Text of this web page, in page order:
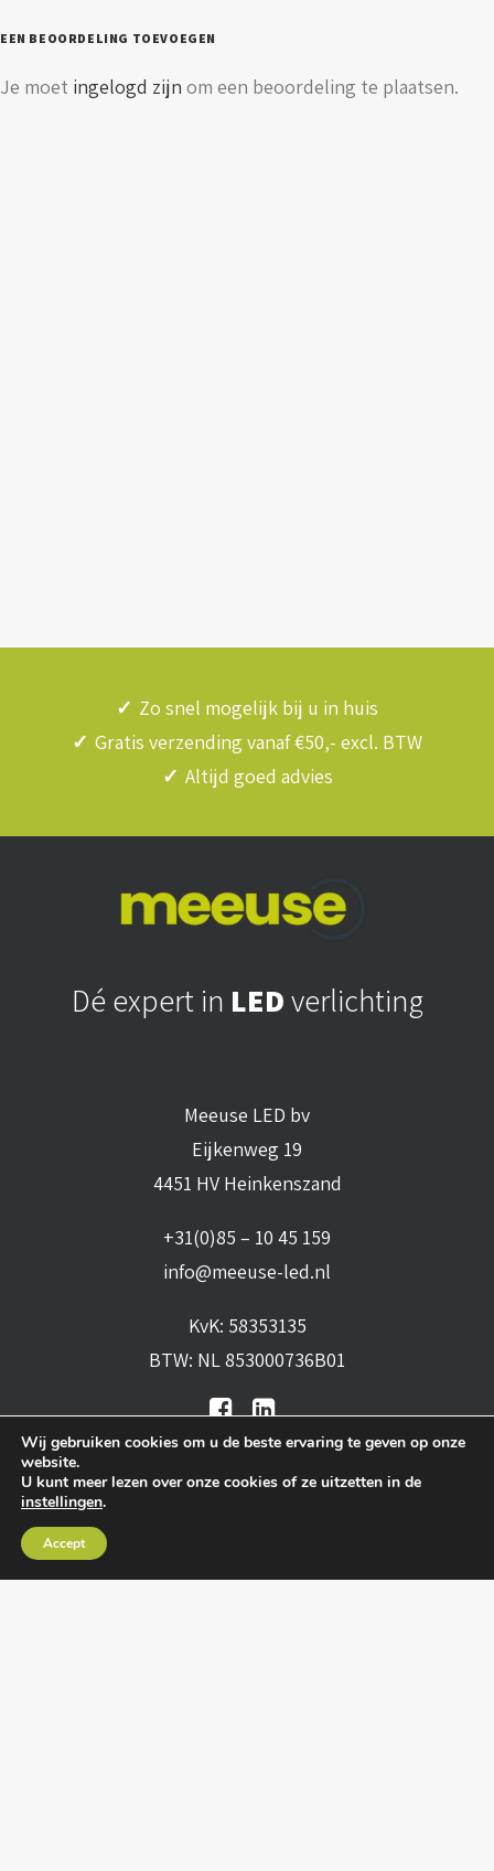
EEN BEOORDELING TOEVOEGEN
Je moet ingelogd zijn om een beoordeling te plaatsen.
✓ Zo snel mogelijk bij u in huis
✓ Gratis verzending vanaf €50,- excl. BTW
✓ Altijd goed advies
Dé expert in LEDverlichting
Meeuse LED bv
Eijkenweg 19
4451 HV Heinkenszand
+31(0)85 – 10 45 159
info@meeuse-led.nl
KvK: 58353135
BTW: NL 853000736B01
leveringsvoorwaarden
Wij gebruiken cookies om u de beste ervaring te geven op onze
website.
U kunt meer lezen over onze cookies of ze uitzetten in de
instellingen.
Accept